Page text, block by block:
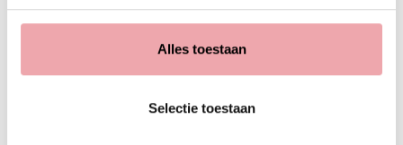
Alles toestaan
Selectie toestaan
Gerelateerde berichten